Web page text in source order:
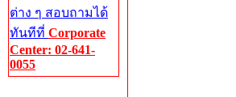
ต่าง ๆ สอบถามได้
ทันทีที่ Corporate
Center: 02-641-
0055